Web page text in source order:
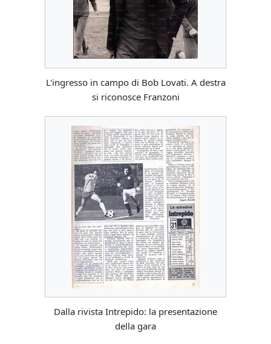
L'ingresso in campo di Bob Lovati. A destra
si riconosce Franzoni
Dalla rivista Intrepido: la presentazione
della gara